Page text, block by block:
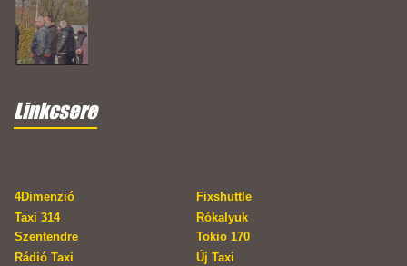
Linkcsere
4Dimenzió
Fixshuttle
Taxi 314
Szentendre
Rókalyuk
Tokio 170
Rádió Taxi
Új Taxi